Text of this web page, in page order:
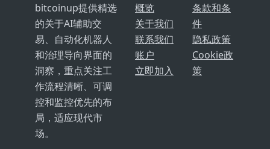
bitcoinup提供精选
的关于AI辅助交
易、自动化机器人
和治理导向界面的
洞察，重点关注工
作流程清晰、可调
控和监控优先的布
局，适应现代市
场。
概览
关于我们
联系我们
账户
立即加入
条款和条
件
隐私政策
Cookie政
策